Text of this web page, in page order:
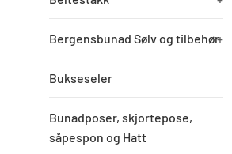
Bergensbunad Sølv og tilbehør+
Bukseseler
Bunadposer, skjortepose,
såpespon og Hatt